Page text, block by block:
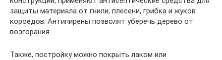
защиты материала от гнили, плесени, грибка и жуков
короедов. Антипирены позволят уберечь дерево от
возгорания.
Также, постройку можно покрыть лаком или